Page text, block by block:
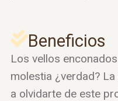
Beneficios
Los vellos
molestia ¿verdad?
a olvidarte de este